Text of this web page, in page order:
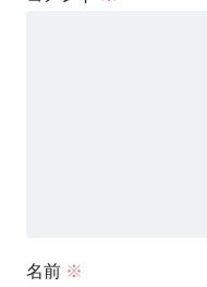
名前 ※